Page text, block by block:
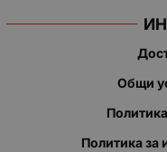
Общи
Политика за